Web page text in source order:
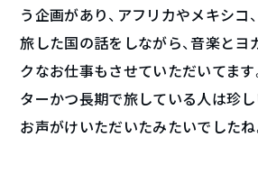
う企画があり、アフリカやメキシコ
旅した国の話をしながら、音楽とヨ
クなお仕事もさせていただいてます
ターかつ長期で旅している人は珍
お声がけいただいたみたいでしたね